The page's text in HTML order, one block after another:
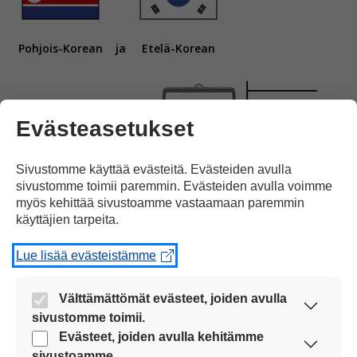
Pohjois-Korean ja Etelä-Korean
välillä on ollut sotatila 1950-luvulta lähtien.
Evästeasetukset
Sivustomme käyttää evästeitä. Evästeiden avulla
sivustomme toimii paremmin. Evästeiden avulla voimme
myös kehittää sivustoamme vastaamaan paremmin
käyttäjien tarpeita.
Lue lisää evästeistämme
Välttämättömät evästeet, joiden avulla
sivustomme toimii.
Nämä evästeet ovat aina käytössä, jotta
sivustoamme voi käyttää sujuvasti ja turvallisesti.
Evästeet, joiden avulla kehitämme